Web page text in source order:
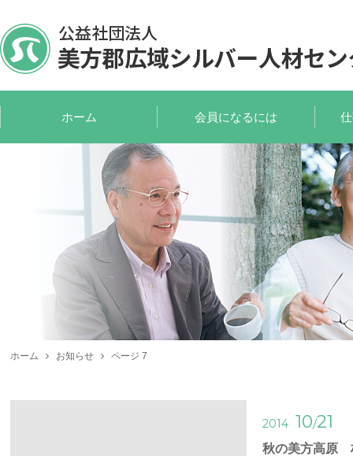
ホーム 会員になるには
ホーム お知らせ ページ 7
2014 10/21
秋の美方高原